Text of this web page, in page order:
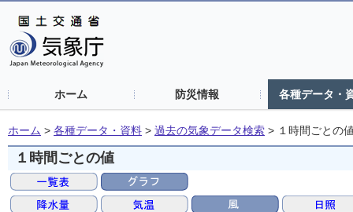
ホーム 防災情報 各種データ・
ホーム > 各種データ・資料 > 過去の気象データ検索 > １時間ごとの
１時間ごとの値